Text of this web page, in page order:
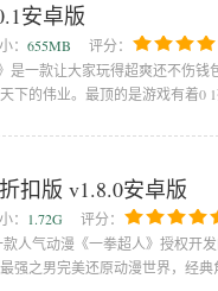
安卓版
： 655MB
评分：
是一款让大家玩得超爽还不伤
下的伟业。最顶的是游戏有着
扣版 v1.8.0安卓版
： 1.72G
评分：
人气动漫《一拳超人》授权开
强之男完美还原动漫世界，经